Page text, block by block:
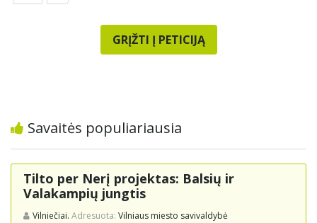
GRĮŽTI Į PETICIJĄ
Savaitės populiariausia
Tilto per Nerį projektas: Balsių ir
Valakampių jungtis
Vilniečiai. Adresuota: Vilniaus miesto savivaldybė